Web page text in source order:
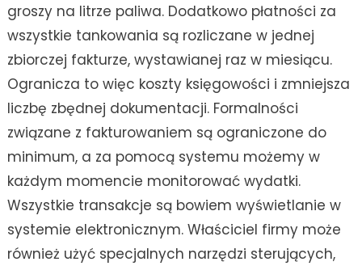
groszy na litrze paliwa. Dodatkowo płatności za
wszystkie tankowania są rozliczane w jednej
zbiorczej fakturze, wystawianej raz w miesiącu.
Ogranicza to więc koszty księgowości i zmniejsza
liczbę zbędnej dokumentacji. Formalności
związane z fakturowaniem są ograniczone do
minimum, a za pomocą systemu możemy w
każdym momencie monitorować wydatki.
Wszystkie transakcje są bowiem wyświetlanie w
systemie elektronicznym. Właściciel firmy może
również użyć specjalnych narzędzi sterujących,